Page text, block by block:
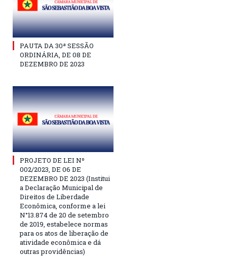
PAUTA DA 30ª SESSÃO
ORDINÁRIA, DE 08 DE
DEZEMBRO DE 2023
PROJETO DE LEI Nº
002/2023, DE 06 DE
DEZEMBRO DE 2023 (Institui
a Declaração Municipal de
Direitos de Liberdade
Econômica, conforme a lei
N°13.874 de 20 de setembro
de 2019, estabelece normas
para os atos de liberação de
atividade econômica e dá
outras providências)